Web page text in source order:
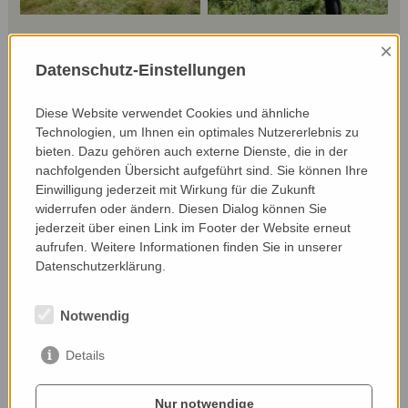
Da natürliche Waldsäume vielerorts verloren
gegangen sind, ist es Johanna ein großes
Anliegen, diesen wertvollen Lebensraum wieder
herzustellen und ihren Waldrandrand mit
Sträuchern zu bepflanzen. Wichtig ist ihr dabei,
dass der Wald unter Berücksichtigung der
größtmöglichen Naturschutzmaßnahmen
weiterhin wirtschaftlich bleibt und nicht völlig
außer Nutzung gestellt wird. Was simpel klingt,
Bepflanzung standortangepasster Sträucher hat
Bedingungen vor Ort nicht standhalten wollten.
wieder verworfen, Geduld und Tüftelei war
Datenschutz-Einstellungen
×
Diese Website verwendet Cookies und ähnliche
Technologien, um Ihnen ein optimales Nutzererlebnis zu
bieten. Dazu gehören auch externe Dienste, die in der
nachfolgenden Übersicht aufgeführt sind. Sie können Ihre
Einwilligung jederzeit mit Wirkung für die Zukunft
widerrufen oder ändern. Diesen Dialog können Sie
jederzeit über einen Link im Footer der Website erneut
aufrufen. Weitere Informationen finden Sie in unserer
Datenschutzerklärung.
Notwendig
Details
Nur notwendige